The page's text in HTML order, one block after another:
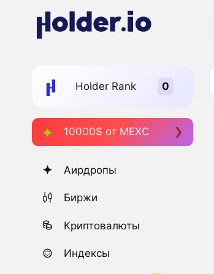
Holder Rank
10000$ от MEXC
Аирдропы
Биржи
Криптовалюты
Индексы